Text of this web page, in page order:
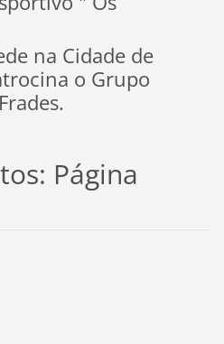
na Cidade de
o Grupo
Página